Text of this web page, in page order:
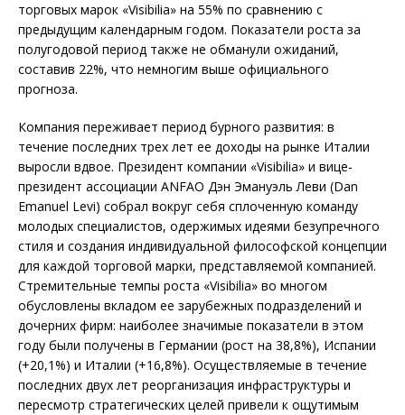
торговых марок «Visibilia» на 55% по сравнению с
предыдущим календарным годом. Показатели роста за
полугодовой период также не обманули ожиданий,
составив 22%, что немногим выше официального
прогноза.
Компания переживает период бурного развития: в
течение последних трех лет ее доходы на рынке Италии
выросли вдвое. Президент компании «Visibilia» и вице-
президент ассоциации ANFAO Дэн Эмануэль Леви (Dan
Emanuel Levi) собрал вокруг себя сплоченную команду
молодых специалистов, одержимых идеями безупречного
стиля и создания индивидуальной философской концепции
для каждой торговой марки, представляемой компанией.
Стремительные темпы роста «Visibilia» во многом
обусловлены вкладом ее зарубежных подразделений и
дочерних фирм: наиболее значимые показатели в этом
году были получены в Германии (рост на 38,8%), Испании
(+20,1%) и Италии (+16,8%). Осуществляемые в течение
последних двух лет реорганизация инфраструктуры и
пересмотр стратегических целей привели к ощутимым